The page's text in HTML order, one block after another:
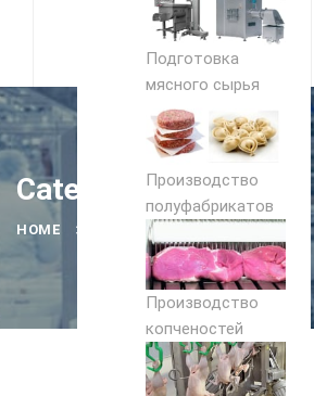
Подготовка
мясного сырья
Производство
полуфабрикатов
Производство
копченостей
Category: унитаз
HOME УНИТАЗ